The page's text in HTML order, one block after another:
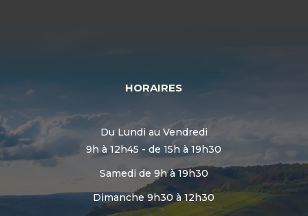
HORAIRES
Du Lundi au Vendredi
9h à 12h45 - de 15h à 19h30
Samedi de 9h à 19h30
Dimanche 9h30 à 12h30